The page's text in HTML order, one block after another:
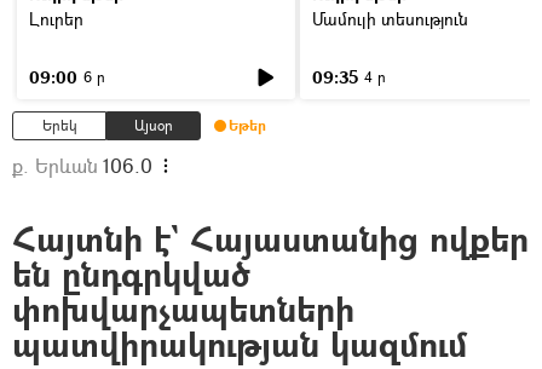
Լուրեր
09:00 6 ր
Մամուլի տեսություն
09:35 4 ր
Երեկ Այսօր Եթեր
ք. Երևան 106.0
Հայտնի է` Հայաստանից ովքեր
են ընդգրկված
փոխվարչապետների
պատվիրակության կազմում